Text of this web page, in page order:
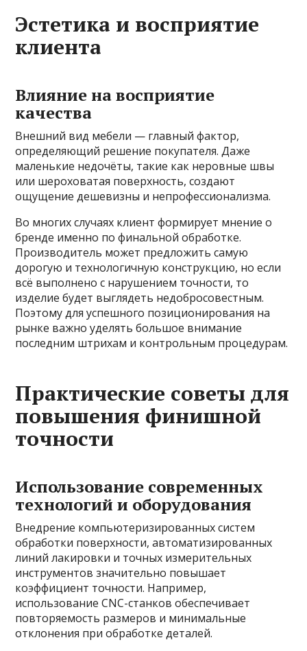
Эстетика и восприятие
клиента
Влияние на восприятие
качества
Внешний вид мебели — главный фактор,
определяющий решение покупателя. Даже
маленькие недочёты, такие как неровные швы
или шероховатая поверхность, создают
ощущение дешевизны и непрофессионализма.
Во многих случаях клиент формирует мнение о
бренде именно по финальной обработке.
Производитель может предложить самую
дорогую и технологичную конструкцию, но если
всё выполнено с нарушением точности, то
изделие будет выглядеть недобросовестным.
Поэтому для успешного позиционирования на
рынке важно уделять большое внимание
последним штрихам и контрольным процедурам.
Практические советы для
повышения финишной
точности
Использование современных
технологий и оборудования
Внедрение компьютеризированных систем
обработки поверхности, автоматизированных
линий лакировки и точных измерительных
инструментов значительно повышает
коэффициент точности. Например,
использование CNC-станков обеспечивает
повторяемость размеров и минимальные
отклонения при обработке деталей.